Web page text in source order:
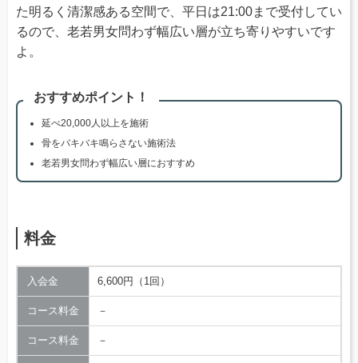
た明るく清潔感ある空間で、平日は21:00まで受付してい
るので、老若男女問わず幅広い層が立ち寄りやすいです
よ。
おすすめポイント！
延べ20,000人以上を施術
骨をバキバキ鳴らさない施術法
老若男女問わず幅広い層におすすめ
料金
入会金 6,600円（1回）
コース料金 －
コース料金 －